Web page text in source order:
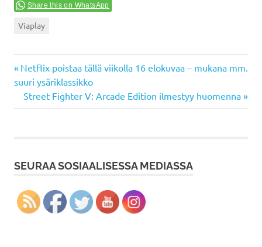
Share this on WhatsApp
Viaplay
Artikkelien
selaus
Previous
Post:
Netflix poistaa tällä viikolla 16 elokuvaa – mukana mm.
suuri ysäriklassikko
Next
Post:
Street Fighter V: Arcade Edition ilmestyy huomenna
SEURAA SOSIAALISESSA MEDIASSA